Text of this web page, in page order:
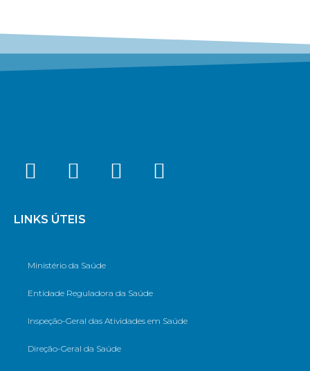
LINKS ÚTEIS
Ministério da Saúde
Entidade Reguladora da Saúde
Inspeção-Geral das Atividades em Saúde
Direção-Geral da Saúde